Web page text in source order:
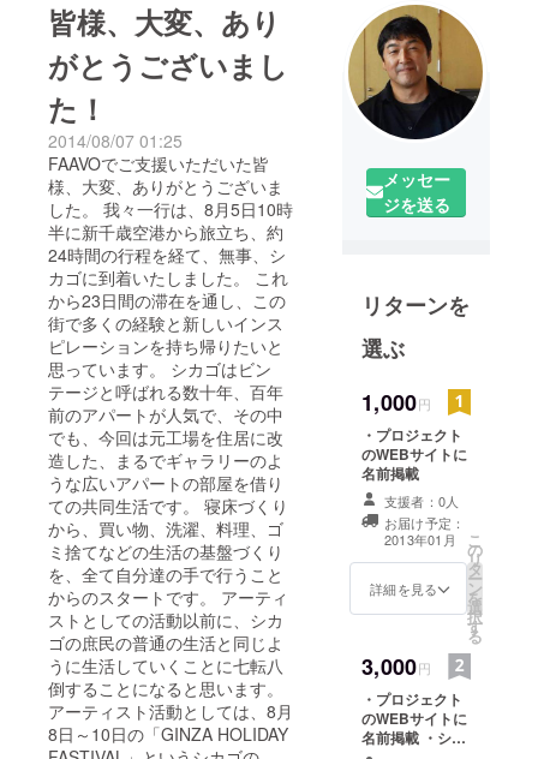
皆様、大変、あり
がとうございまし
た！
2014/08/07 01:25
FAAVOでご支援いただいた皆
様、大変、ありがとうございま
した。 我々一行は、8月5日10時
半に新千歳空港から旅立ち、約
24時間の行程を経て、無事、シ
カゴに到着いたしました。 これ
から23日間の滞在を通し、この
街で多くの経験と新しいインス
ピレーションを持ち帰りたいと
思っています。 シカゴはビン
テージと呼ばれる数十年、百年
前のアパートが人気で、その中
でも、今回は元工場を住居に改
造した、まるでギャラリーのよ
うな広いアパートの部屋を借り
ての共同生活です。 寝床づくり
から、買い物、洗濯、料理、ゴ
ミ捨てなどの生活の基盤づくり
を、全て自分達の手で行うこと
からのスタートです。 アーティ
ストとしての活動以前に、シカ
ゴの庶民の普通の生活と同じよ
うに生活していくことに七転八
倒することになると思います。
アーティスト活動としては、8月
8日～10日の「GINZA HOLIDAY
メッセー
ジを送る
リターンを
選ぶ
1,000円
・プロジェクト
のWEBサイトに
名前掲載
支援者：0人
お届け予定：
2013年01月
詳細を見る
こ
の
リ
タ
ー
ン
を
選
択
す
る
3,000円
・プロジェクト
のWEBサイトに
名前掲載 ・シカ